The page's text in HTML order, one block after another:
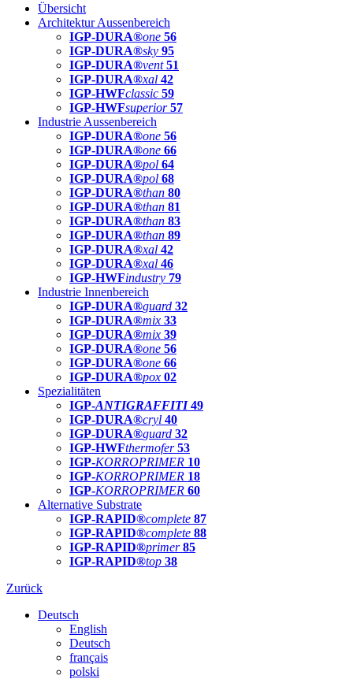
Übersicht
Architektur Aussenbereich
IGP-DURA®one 56
IGP-DURA®sky 95
IGP-DURA®vent 51
IGP-DURA®xal 42
IGP-HWFclassic 59
IGP-HWFsuperior 57
Industrie Aussenbereich
IGP-DURA®one 56
IGP-DURA®one 66
IGP-DURA®pol 64
IGP-DURA®pol 68
IGP-DURA®than 80
IGP-DURA®than 81
IGP-DURA®than 83
IGP-DURA®than 89
IGP-DURA®xal 42
IGP-DURA®xal 46
IGP-HWFindustry 79
Industrie Innenbereich
IGP-DURA®guard 32
IGP-DURA®mix 33
IGP-DURA®mix 39
IGP-DURA®one 56
IGP-DURA®one 66
IGP-DURA®pox 02
Spezialitäten
IGP-ANTIGRAFFITI49
IGP-DURA®cryl 40
IGP-DURA®guard 32
IGP-HWFthermofer 53
IGP-KORROPRIMER 10
IGP-KORROPRIMER 18
IGP-KORROPRIMER 60
Alternative Substrate
IGP-RAPID®complete 87
IGP-RAPID®complete 88
IGP-RAPID®primer 85
IGP-RAPID®top 38
Zurück
Deutsch
English
Deutsch
français
polski